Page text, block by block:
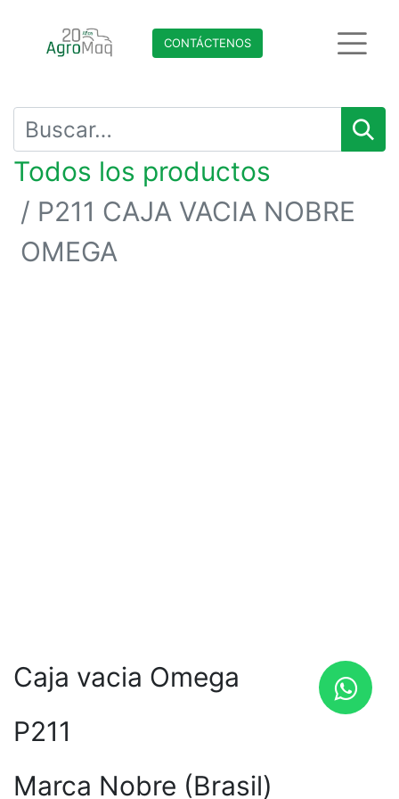
CONTÁCTENO​​​​S
Todos los productos
P211 CAJA VACIA NOBRE
OMEGA
Caja vacia Omega
P211
Marca Nobre (Brasil)